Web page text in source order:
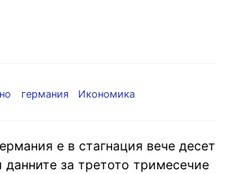
германия
Икономика
е в стагнация вече десет
за третото тримесечие